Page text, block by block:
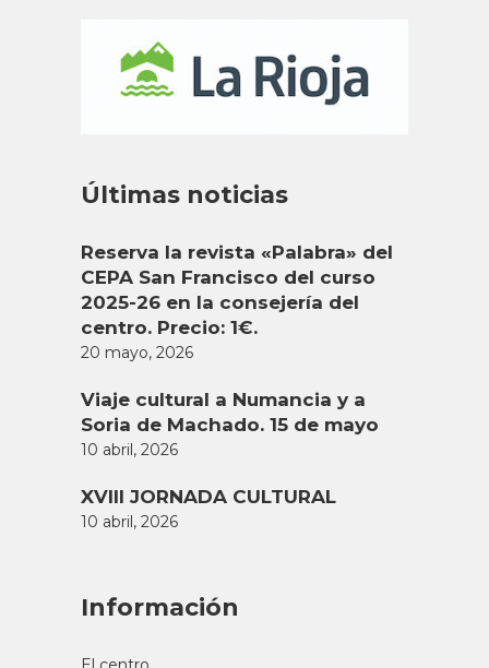
Últimas noticias
Reserva la revista «Palabra» del
CEPA San Francisco del curso
2025-26 en la consejería del
centro. Precio: 1€.
20 mayo, 2026
Viaje cultural a Numancia y a
Soria de Machado. 15 de mayo
10 abril, 2026
XVIII JORNADA CULTURAL
10 abril, 2026
Información